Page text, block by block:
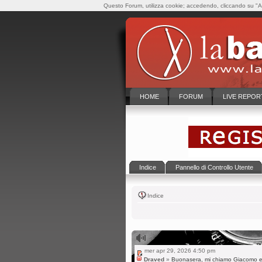
HOME FORUM LIVE
Indice Pannello di Controllo Utente
Indice
mer apr 29, 2026 4:50 pm
Draved » Buonasera, mi chiamo Giacomo
Questo Forum, utilizza cookie; accedendo, cliccando su